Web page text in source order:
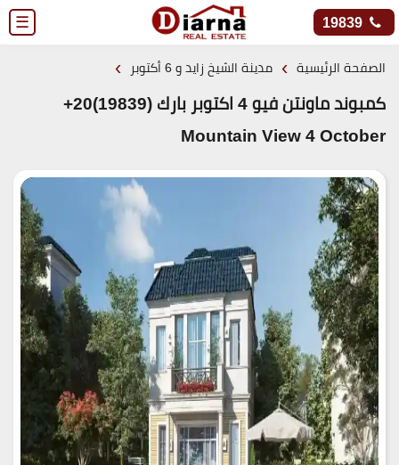
☰ 19839
الصفحة الرئيسية › مدينة الشيخ زايد و 6 أكتوبر ›
كمبوند ماونتن فيو 4 اكتوبر بارك (19839)20+
Mountain View 4 October